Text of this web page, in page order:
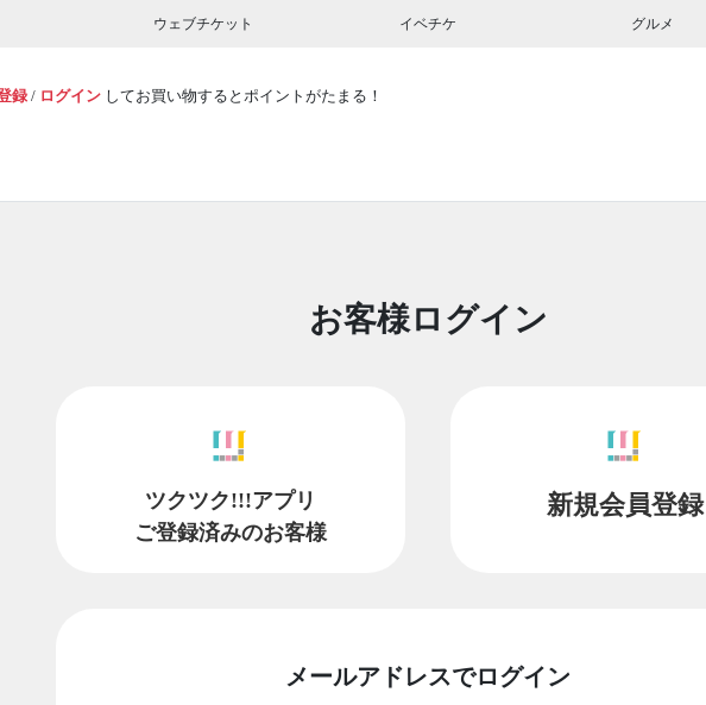
ウェブチケット イベチケ グルメ
録 / ログイン してお買い物するとポイントがたまる！
お客様ログイン
ツクツク!!!アプリ
ご登録済みのお客様
新規会員登録
メールアドレスでログイン